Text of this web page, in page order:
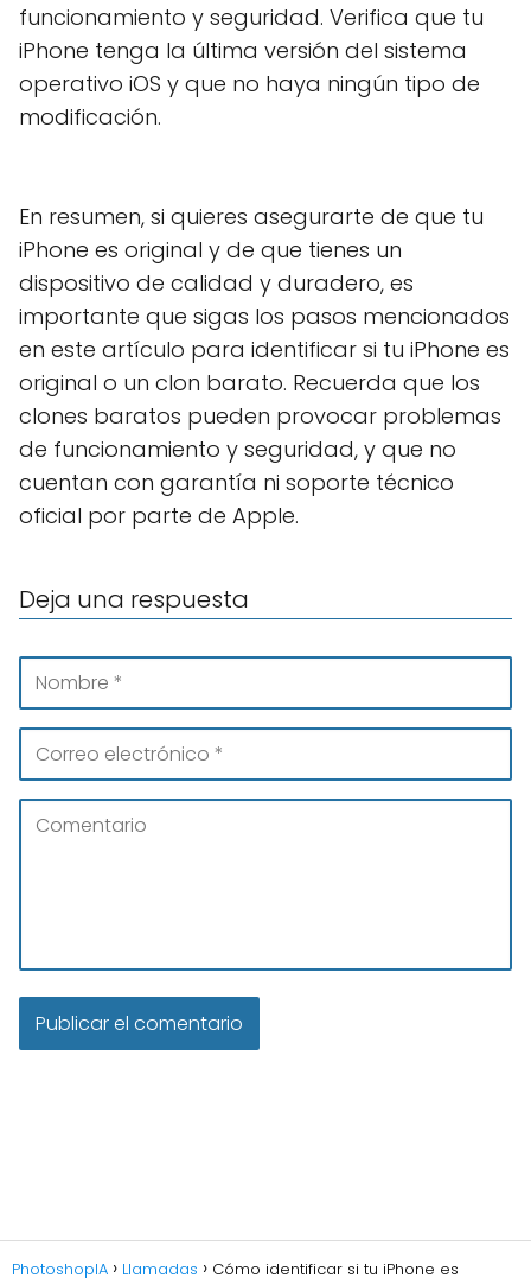
funcionamiento y seguridad. Verifica que tu
iPhone tenga la última versión del sistema
operativo iOS y que no haya ningún tipo de
modificación.
En resumen, si quieres asegurarte de que tu
iPhone es original y de que tienes un
dispositivo de calidad y duradero, es
importante que sigas los pasos mencionados
en este artículo para identificar si tu iPhone es
original o un clon barato. Recuerda que los
clones baratos pueden provocar problemas
de funcionamiento y seguridad, y que no
cuentan con garantía ni soporte técnico
oficial por parte de Apple.
Deja una respuesta
PhotoshopIA Llamadas Cómo identificar si tu iPhone es